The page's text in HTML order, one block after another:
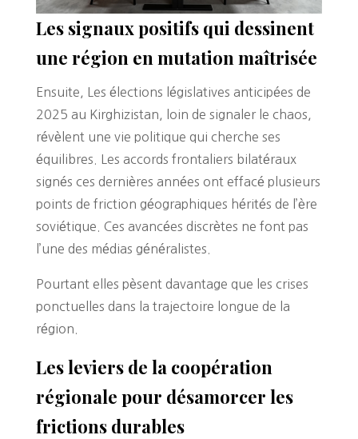
Les signaux positifs qui dessinent
une région en mutation maîtrisée
Ensuite, Les élections législatives anticipées de
2025 au Kirghizistan, loin de signaler le chaos,
révèlent une vie politique qui cherche ses
équilibres. Les accords frontaliers bilatéraux
signés ces dernières années ont effacé plusieurs
points de friction géographiques hérités de l’ère
soviétique. Ces avancées discrètes ne font pas
l’une des médias généralistes.
Pourtant elles pèsent davantage que les crises
ponctuelles dans la trajectoire longue de la
région.
Les leviers de la coopération
régionale pour désamorcer les
frictions durables